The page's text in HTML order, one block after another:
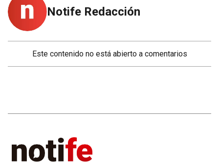
Notife Redacción
Este contenido no está abierto a comentarios